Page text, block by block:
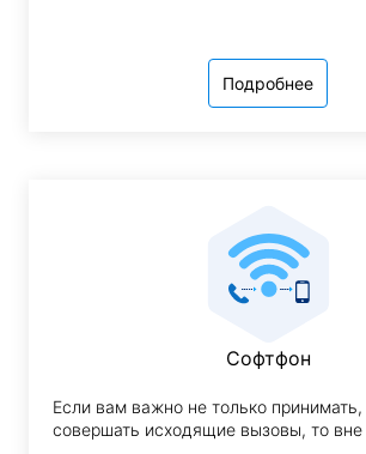
небольшое количество звонков.
офисного телефона на мобильный
позволит оставаться на связи,
Подробнее
Софтфон
Если вам важно не только принимать,
совершать исходящие вызовы, то